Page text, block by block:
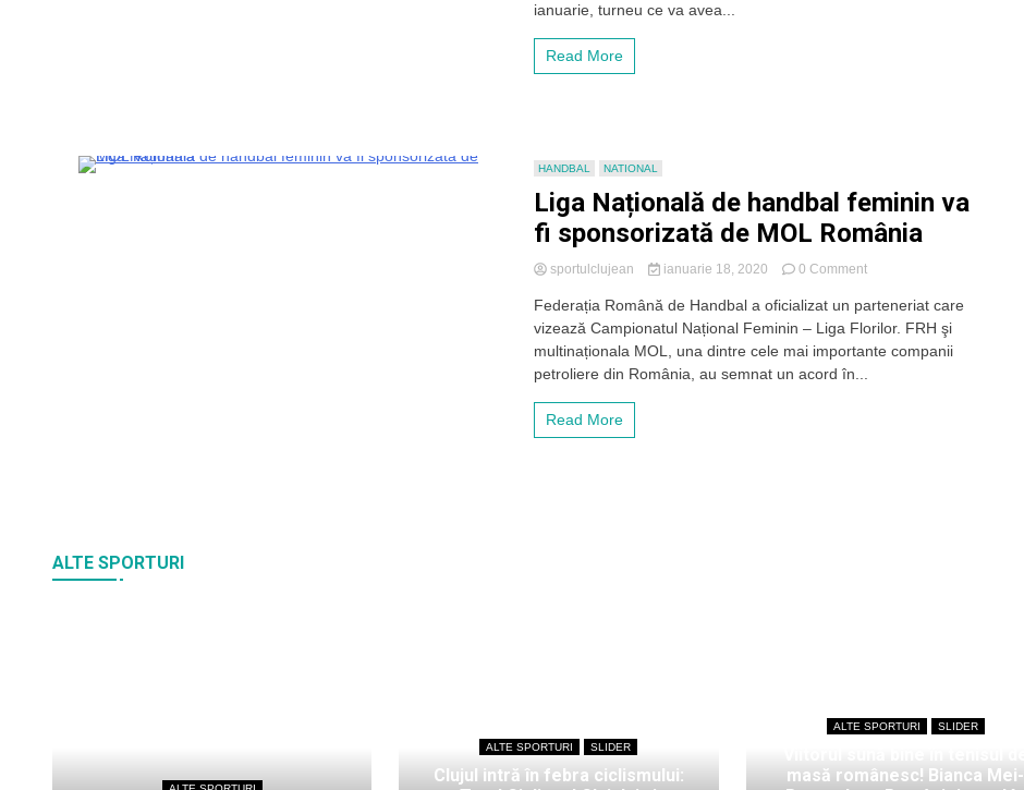
ianuarie, turneu ce va avea...
Read More
HANDBAL NATIONAL
Liga Națională de handbal feminin va
fi sponsorizată de MOL România
sportulclujean ianuarie 18, 2020 0 Commenton
Națională
de
handbal
Federația Română de Handbal a oficializat un parteneriat care
vizează Campionatul Național Feminin – Liga Florilor. FRH şi
multinaționala MOL, una dintre cele mai importante companii
petroliere din România, au semnat un acord în...
Read More
ALTE SPORTURI
ALTE SPORTURI SLIDER
Clujul intră în febra ciclismului:
ALTE SPORTURI SLIDER
masă românesc! Bianca Mei-